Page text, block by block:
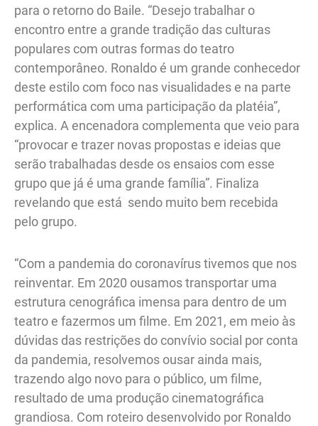
para o retorno do Baile. “Desejo trabalhar o
encontro entre a grande tradição das culturas
populares com outras formas do teatro
contemporâneo. Ronaldo é um grande conhecedor
deste estilo com foco nas visualidades e na parte
performática com uma participação da platéia”,
explica. A encenadora complementa que veio para
“provocar e trazer novas propostas e ideias que
serão trabalhadas desde os ensaios com esse
grupo que já é uma grande família”. Finaliza
revelando que está sendo muito bem recebida
pelo grupo.
“Com a pandemia do coronavírus tivemos que nos
reinventar. Em 2020 ousamos transportar uma
estrutura cenográfica imensa para dentro de um
teatro e fazermos um filme. Em 2021, em meio às
dúvidas das restrições do convívio social por conta
da pandemia, resolvemos ousar ainda mais,
trazendo algo novo para o público, um filme,
resultado de uma produção cinematográfica
grandiosa. Com roteiro desenvolvido por Ronaldo